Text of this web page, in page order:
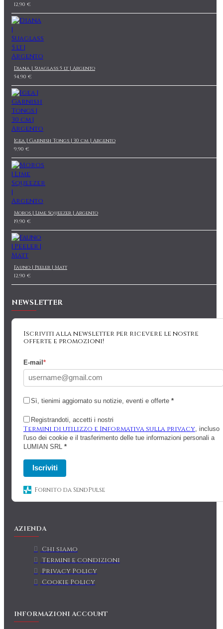
12,90 €
Diana | Suaglass 5 lt | Argento
54,90 €
Igea | Garnish Tongs | 30 cm | Argento
9,90 €
Moros | Lime Squeezer | Argento
19,90 €
Fauno | Peeler | Matt
12,90 €
NEWSLETTER
Iscriviti alla newsletter per ricevere le nostre
offerte e promozioni!
E-mail *
Sì, tienimi aggiornato su notizie, eventi e offerte *
Registrandoti, accetti i nostri
Termini di utilizzo e Informativa sulla privacy , incluso
l'uso dei cookie e il trasferimento delle tue informazioni personali a
LUMIAN SRL
*
Iscriviti
Fornito da SendPulse
AZIENDA
Chi siamo
Termini e condizioni
Privacy Policy
Cookie Policy
INFORMAZIONI ACCOUNT